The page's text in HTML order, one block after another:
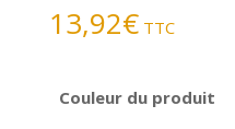
13,92€ TTC
Couleur du produit